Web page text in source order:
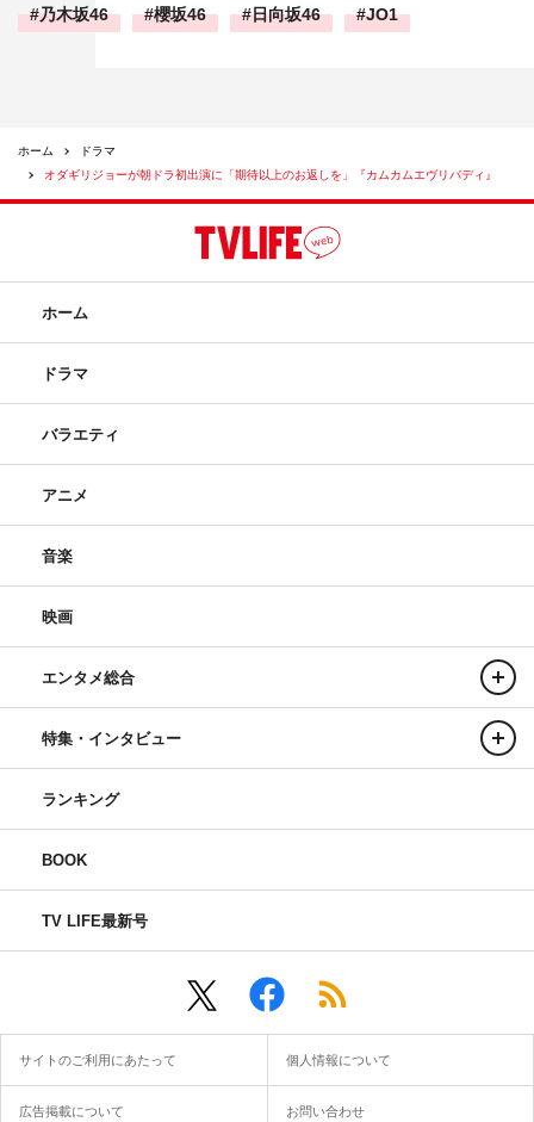
乃木坂46 櫻坂46 日向坂46 JO1
ホーム
ドラマ
オダギリジョーが朝ドラ初出演に「期待以上のお返しを」『カムカムエヴリバディ』
ホーム
ドラマ
バラエティ
アニメ
音楽
映画
エンタメ総合
特集・インタビュー
ランキング
BOOK
TV LIFE最新号
サイトのご利用にあたって 個人情報について
広告掲載について お問い合わせ